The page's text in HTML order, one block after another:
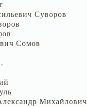
Суворов
Сомов
Михайлович